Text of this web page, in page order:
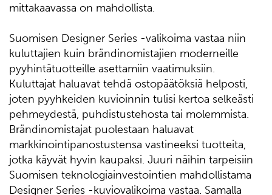
mittakaavassa on mahdollista.
Suomisen Designer Series -valikoima vastaa niin
kuluttajien kuin brändinomistajien moderneille
pyyhintätuotteille asettamiin vaatimuksiin.
Kuluttajat haluavat tehdä ostopäätöksiä helposti,
joten pyyhkeiden kuvioinnin tulisi kertoa selkeästi
pehmeydestä, puhdistustehosta tai molemmista.
Brändinomistajat puolestaan haluavat
markkinointipanostustensa vastineeksi tuotteita,
jotka käyvät hyvin kaupaksi. Juuri näihin tarpeisiin
Suomisen teknologiainvestointien mahdollistama
Designer Series -kuviovalikoima vastaa. Samalla